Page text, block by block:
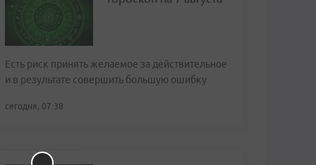
Есть риск принять желаемое за действительное
и в результате совершить большую ошибку
сегодня, 07:38